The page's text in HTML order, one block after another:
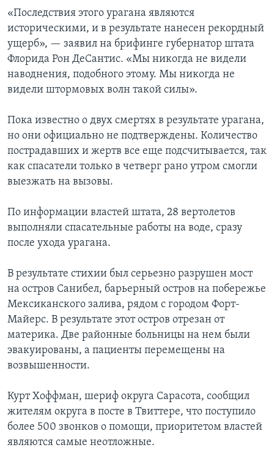
«Последствия этого урагана являются
историческими, и в результате нанесен рекордный
ущерб», — заявил на брифинге губернатор штата
Флорида Рон ДеCантис. «Мы никогда не видели
наводнения, подобного этому. Мы никогда не
видели штормовых волн такой силы».
Пока известно о двух смертях в результате урагана,
но они официально не подтверждены. Количество
пострадавших и жертв все еще подсчитывается, так
как спасатели только в четверг рано утром смогли
выезжать на вызовы.
По информации властей штата, 28 вертолетов
выполняли спасательные работы на воде, сразу
после ухода урагана.
В результате стихии был серьезно разрушен мост
на остров Санибел, барьерный остров на побережье
Мексиканского залива, рядом c городом Форт-
Майерс. В результате этот остров отрезан от
материка. Две районные больницы на нем были
эвакуированы, а пациенты перемещены на
возвышенности.
Курт Хоффман, шериф округа Сарасота, сообщил
жителям округа в посте в Твиттере, что поступило
более 500 звонков о помощи, приоритетом властей
являются самые неотложные.